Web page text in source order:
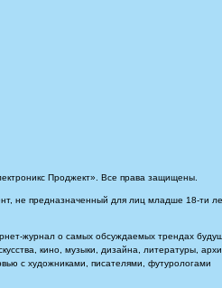
Проджект». Все права защищены.
не предназначенный для лиц младше 18-ти
журнал о самых обсуждаемых трендах
кино, музыки, дизайна, литературы,
с художниками, писателями, футурологами